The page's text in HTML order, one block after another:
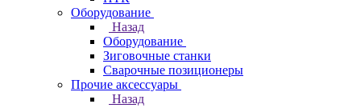
Оборудование
Назад
Оборудование
Зиговочные станки
Сварочные позиционеры
Прочие аксессуары
Назад